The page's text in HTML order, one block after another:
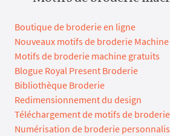
Boutique de broderie en ligne
Nouveaux motifs de broderie Machine
Motifs de broderie machine gratuits
Blogue Royal Present Broderie
Bibliothèque Broderie
Redimensionnement du design
Téléchargement de motifs de
Numérisation de broderie